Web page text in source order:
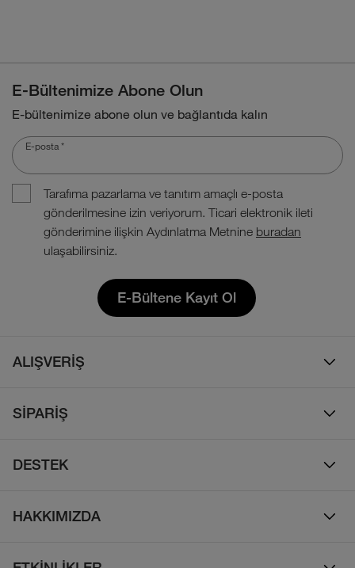
E-Bültenimize Abone Olun
E-bültenimize abone olun ve bağlantıda kalın
E-posta *
Tarafıma pazarlama ve tanıtım amaçlı e-posta
gönderilmesine izin veriyorum. Ticari elektronik ileti
gönderimine ilişkin Aydınlatma Metnine buradan
ulaşabilirsiniz.
E-Bültene Kayıt Ol
ALIŞVERİŞ
Çocuk
Ayakkabı
SİPARİŞ
İade Politikası
DESTEK
Sıkça Sorulan Sorular
HAKKIMIZDA